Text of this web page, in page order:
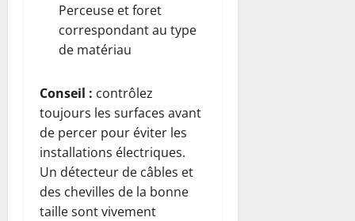
Perceuse et foret
correspondant au type
de matériau
Conseil : contrôlez
toujours les surfaces avant
de percer pour éviter les
installations électriques.
Un détecteur de câbles et
des chevilles de la bonne
taille sont vivement